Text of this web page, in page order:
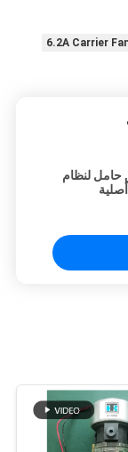
6.2A Carrier
منطق حامل لنظام